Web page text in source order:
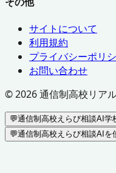
サイトについて
利用規約
プライバシーポリ
お問い合わせ
©2026通信制高校リア
💬通信制高校えらび相談AI 学
💬通信制高校えらび相談AIを